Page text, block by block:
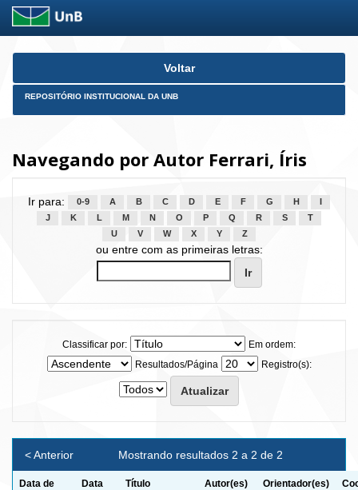
Skip
Voltar
REPOSITÓRIO INSTITUCIONAL DA UNB
Navegando por Autor Ferrari, Íris
Ir para: 0-9 A B C D E F G H
J
K L M N O P Q R S
T
U
V W X Y Z
ou entre com as primeiras letras:
Classificar por:
Em ordem:
Resultados/Página
Registro(s):
Mostrando resultados 2 a 2 de 2
< Anterior
Data de
Data
Título Autor(es) Orientador(es)